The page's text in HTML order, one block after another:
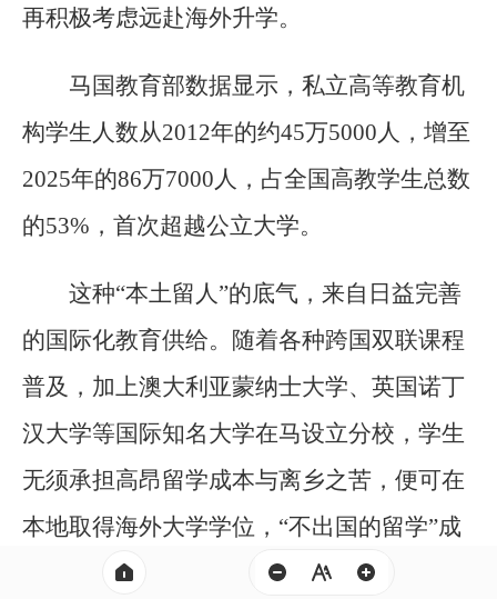
再积极考虑远赴海外升学。
马国教育部数据显示，私立高等教育机
构学生人数从2012年的约45万5000人，增至
2025年的86万7000人，占全国高教学生总数
的53%，首次超越公立大学。
这种“本土留人”的底气，来自日益完善
的国际化教育供给。随着各种跨国双联课程
普及，加上澳大利亚蒙纳士大学、英国诺丁
汉大学等国际知名大学在马设立分校，学生
无须承担高昂留学成本与离乡之苦，便可在
本地取得海外大学学位，“不出国的留学”成
为现实选择。